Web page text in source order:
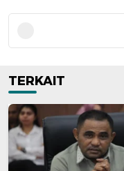
TERKAIT